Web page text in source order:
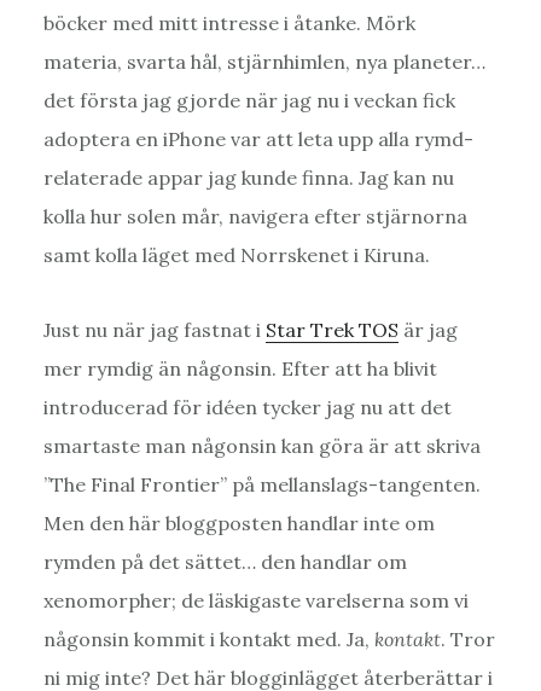
böcker med mitt intresse i åtanke. Mörk
materia, svarta hål, stjärnhimlen, nya planeter…
det första jag gjorde när jag nu i veckan fick
adoptera en iPhone var att leta upp alla rymd-
relaterade appar jag kunde finna. Jag kan nu
kolla hur solen mår, navigera efter stjärnorna
samt kolla läget med Norrskenet i Kiruna.
Just nu när jag fastnat i Star Trek TOS är jag
mer rymdig än någonsin. Efter att ha blivit
introducerad för idéen tycker jag nu att det
smartaste man någonsin kan göra är att skriva
”The Final Frontier” på mellanslags-tangenten.
Men den här bloggposten handlar inte om
rymden på det sättet… den handlar om
xenomorpher; de läskigaste varelserna som vi
någonsin kommit i kontakt med. Ja, kontakt. Tror
ni mig inte? Det här blogginlägget återberättar i